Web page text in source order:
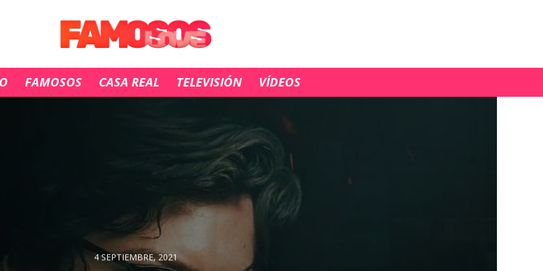
FAMOSOS CASA REAL TELEVISIÓN VÍDEOS
4 SEPTIEMBRE, 2021